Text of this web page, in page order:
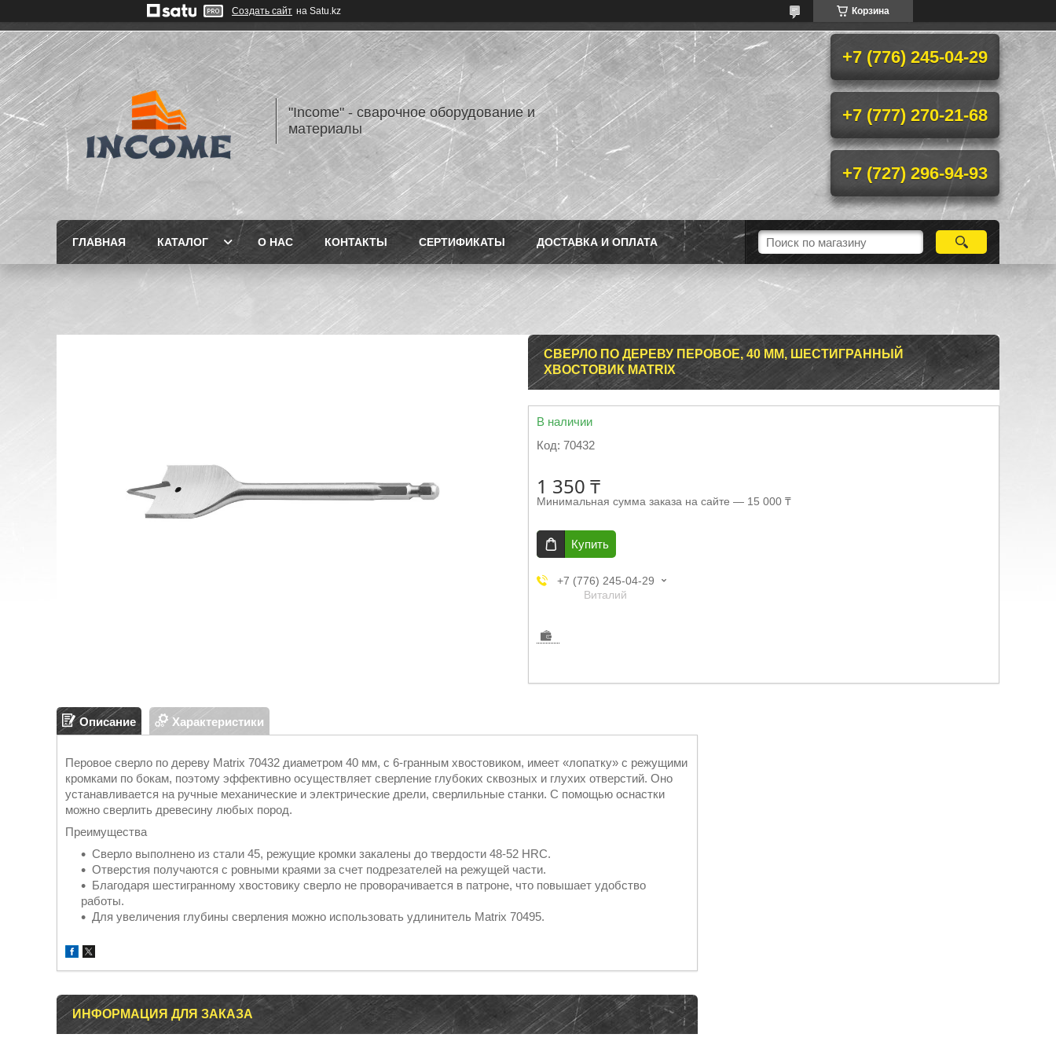
Создать сайт на Satu.kz Корзина
"Income" - сварочное оборудование и
материалы
+7 (776) 245-04-29
+7 (777) 270-21-68
+7 (727) 296-94-93
ГЛАВНАЯ КАТАЛОГ О НАС КОНТАКТЫ СЕРТИФИКАТЫ ДОСТАВКА И ОПЛАТА
СВЕРЛО ПО ДЕРЕВУ ПЕРОВОЕ, 40 ММ, ШЕСТИГРАННЫЙ
ХВОСТОВИК MATRIX
В наличии
Код: 70432
1 350 ₸
Минимальная сумма заказа на сайте — 15 000 ₸
Купить
+7 (776) 245-04-29
Виталий
Описание Характеристики
Перовое сверло по дереву Matrix 70432 диаметром 40 мм, с 6-гранным хвостовиком, имеет «лопатку» с режущими
кромками по бокам, поэтому эффективно осуществляет сверление глубоких сквозных и глухих отверстий. Оно
устанавливается на ручные механические и электрические дрели, сверлильные станки. С помощью оснастки
можно сверлить древесину любых пород.
Преимущества
Сверло выполнено из стали 45, режущие кромки закалены до твердости 48-52 HRC.
Отверстия получаются с ровными краями за счет подрезателей на режущей части.
Благодаря шестигранному хвостовику сверло не проворачивается в патроне, что повышает удобство
работы.
Для увеличения глубины сверления можно использовать удлинитель Matrix 70495.
ИНФОРМАЦИЯ ДЛЯ ЗАКАЗА